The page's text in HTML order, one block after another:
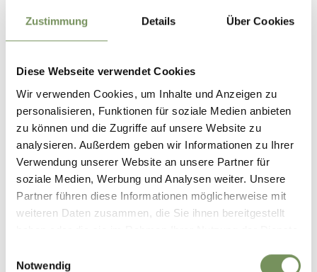
Zustimmung Details Über Cookies
Diese Webseite verwendet Cookies
Wir verwenden Cookies, um Inhalte und Anzeigen zu
personalisieren, Funktionen für soziale Medien anbieten
zu können und die Zugriffe auf unsere Website zu
analysieren. Außerdem geben wir Informationen zu Ihrer
Verwendung unserer Website an unsere Partner für
soziale Medien, Werbung und Analysen weiter. Unsere
Partner führen diese Informationen möglicherweise mit
weiteren Daten zusammen, die Sie ihnen bereitgestellt
Notwendig
imK.u.K. Museum Bad Egartund dem dazugehörigen
Freilichtmuseumskurrile und teils in Vergessenheit
WAR DER INHALT FÜR DICH HILFREICH?
JA NEIN
Teile Textpassagen oder ganze Stories und lass Deine Freunde wissen was dich